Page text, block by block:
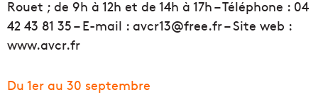
Rouet ; de 9h à 12h et de 14h à 17h – Téléphone : 04
42 43 81 35 – E-mail : avcr13@free.fr – Site web :
www.avcr.fr
Du 1er au 30 septembre